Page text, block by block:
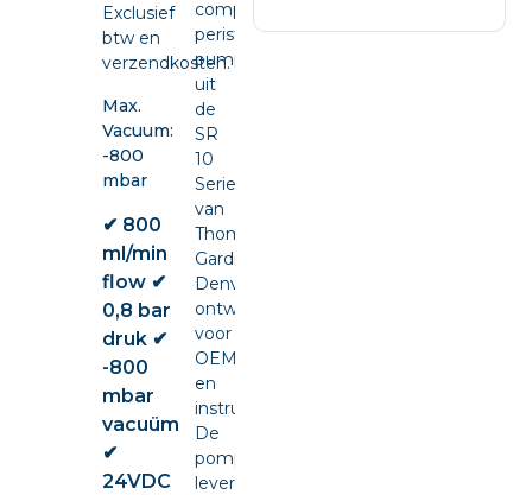
Exclusief
btw en
verzendkosten.
Max.
Vacuum:
-800
mbar
✔ 800
ml/min
flow ✔
0,8 bar
druk ✔
-800
mbar
vacuüm
✔
24VDC
compacte
peristaltic
pump
uit
de
SR
10
Series
van
Thomas
Gardner
Denver,
ontwikkeld
voor
OEM-
en
instrumentintegratie.
De
pomp
levert